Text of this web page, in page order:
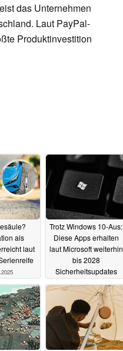
das Unternehmen
Laut PayPal-
Produktinvestition
als
laut
Trotz Windows 10-Aus:
Diese Apps erhalten
laut Microsoft weiterhin
bis 2028
Sicherheitsupdates
13.05.2025